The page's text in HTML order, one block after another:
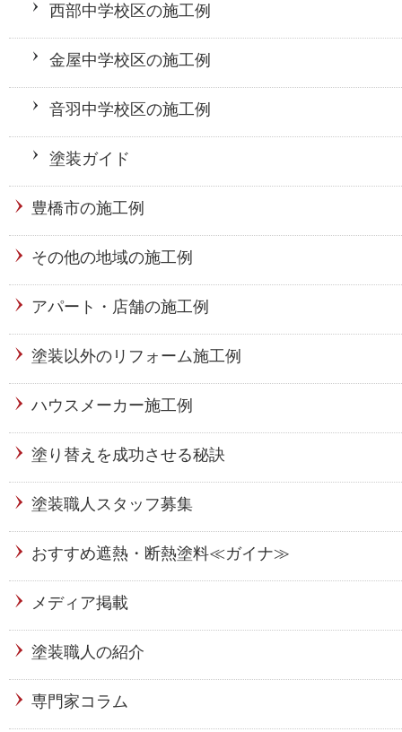
西部中学校区の施工例
金屋中学校区の施工例
音羽中学校区の施工例
塗装ガイド
豊橋市の施工例
その他の地域の施工例
アパート・店舗の施工例
塗装以外のリフォーム施工例
ハウスメーカー施工例
塗り替えを成功させる秘訣
塗装職人スタッフ募集
おすすめ遮熱・断熱塗料≪ガイナ≫
メディア掲載
塗装職人の紹介
専門家コラム